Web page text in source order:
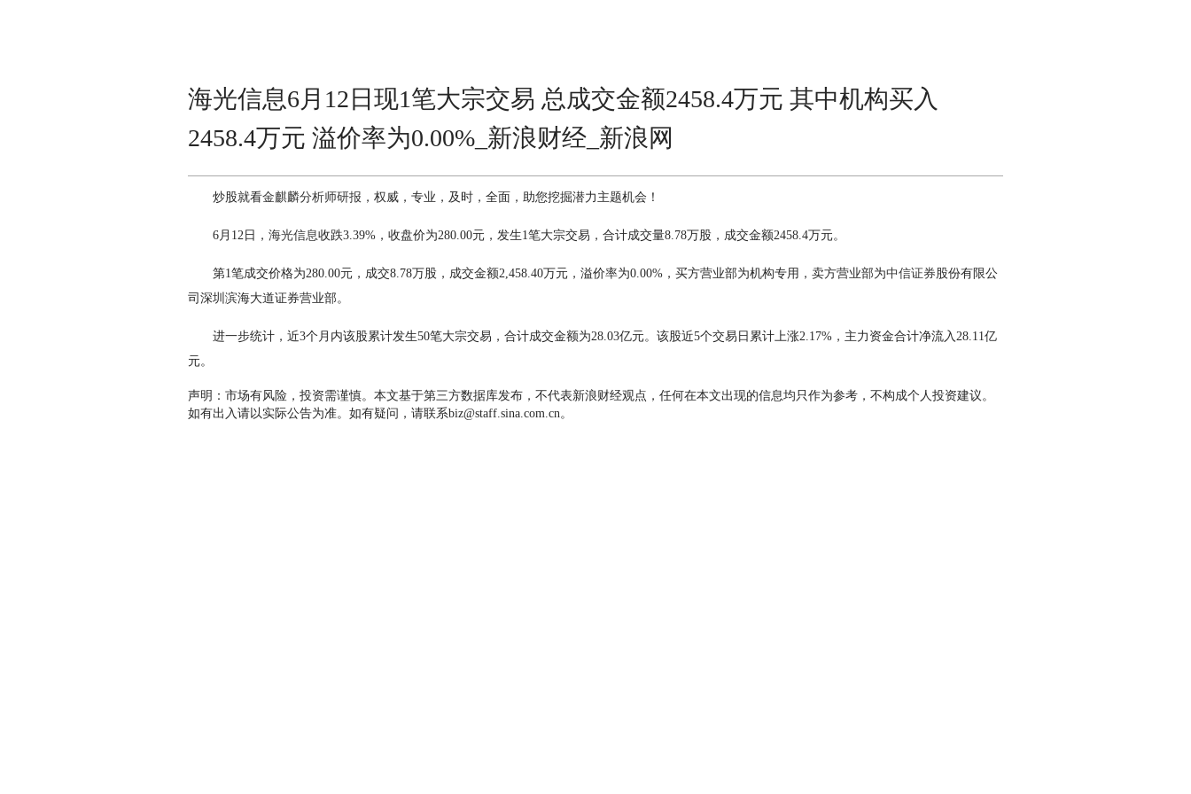
海光信息6月12日现1笔大宗交易 总成交金额2458.4万元 其中机构买入
2458.4万元 溢价率为0.00%_新浪财经_新浪网
炒股就看金麒麟分析师研报 ，权威，专业，及时，全面，助您挖掘潜力主题机会！
6月12日， 海光信息收跌3.39%，收盘价为280.00元，发生1笔大宗交易，合计成交量8.78万股，成交金额2458.4万元。
第1笔成交价格为280.00元，成交8.78万股，成交金额2,458.40万元，溢价率为0.00%，买方营业部为机构专用，卖方营业部为中信证券股份有限公
司深圳滨海大道证券营业部。
进一步统计，近3个月内该股累计发生50笔大宗交易，合计成交金额为28.03亿元。该股近5个交易日累计上涨2.17%，主力资金合计净流入28.11亿
元。
声明：市场有风险，投资需谨慎。本文基于第三方数据库发布，不代表新浪财经观点，任何在本文出现的信息均只作为参考，不构成个人投资建议。
如有出入请以实际公告为准。如有疑问，请联系biz@staff.sina.com.cn。